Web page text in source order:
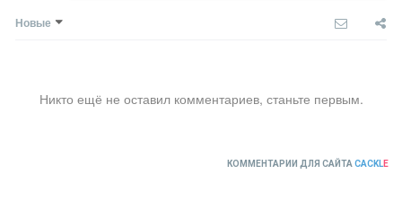
Новые
Никто ещё не оставил комментариев, станьте первым.
КОММЕНТАРИИ ДЛЯ САЙТА CACKLE